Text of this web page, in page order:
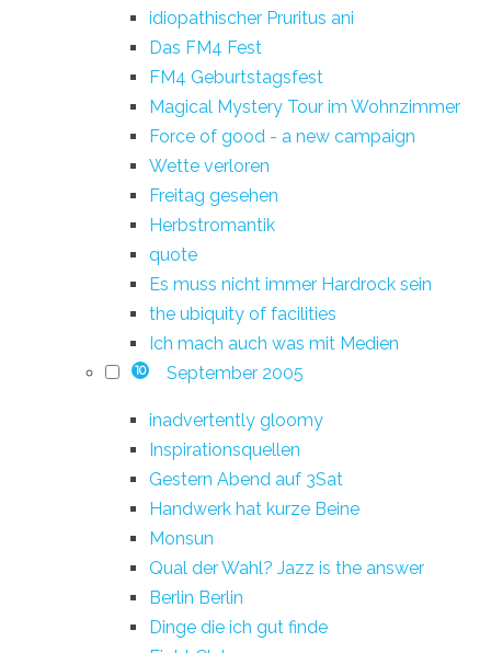
idiopathischer Pruritus ani
Das FM4 Fest
FM4 Geburtstagsfest
Magical Mystery Tour im Wohnzimmer
Force of good - a new campaign
Wette verloren
Freitag gesehen
Herbstromantik
quote
Es muss nicht immer Hardrock sein
the ubiquity of facilities
Ich mach auch was mit Medien
10 September 2005
inadvertently gloomy
Inspirationsquellen
Gestern Abend auf 3Sat
Handwerk hat kurze Beine
Monsun
Qual der Wahl? Jazz is the answer
Berlin Berlin
Dinge die ich gut finde